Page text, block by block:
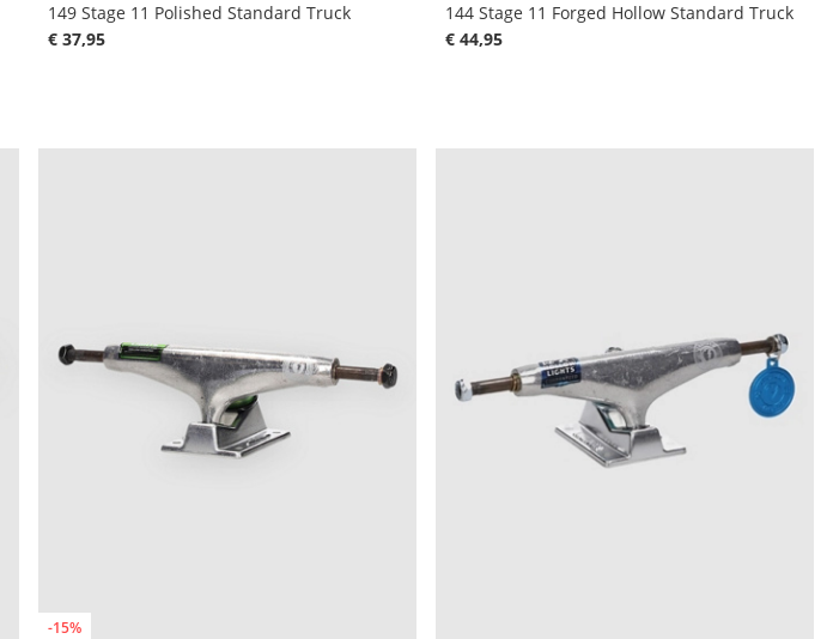
149 Stage 11 Polished Standard Truck
€ 37,95
144 Stage 11 Forged Hollow Standard Truck
€ 44,95
-15%